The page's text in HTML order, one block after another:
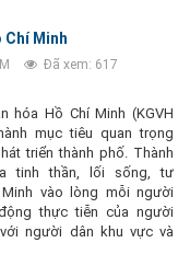
Chí Minh
Đã xem: 617
hóa Hồ Chí Minh (KGVH
mục tiêu quan trọng
triển thành phố. Thành
tinh thần, lối sống, tư
vào lòng mỗi người
thực tiễn của người
người dân khu vực và